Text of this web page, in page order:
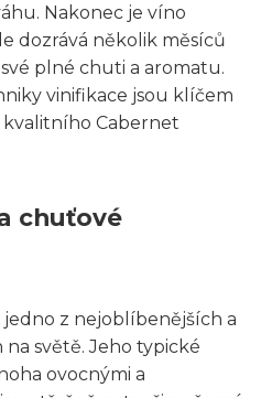
Nakonec je víno
dozrává několik měsíců
plné chuti a aromatu.
vinifikace jsou klíčem
Cabernet
chuťové
z nejoblíbenějších a
světě. Jeho typické
ovocnými a